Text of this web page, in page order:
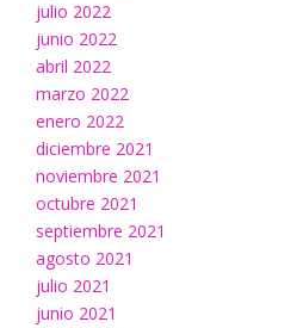
julio 2022
junio 2022
abril 2022
marzo 2022
enero 2022
diciembre 2021
noviembre 2021
octubre 2021
septiembre 2021
agosto 2021
julio 2021
junio 2021